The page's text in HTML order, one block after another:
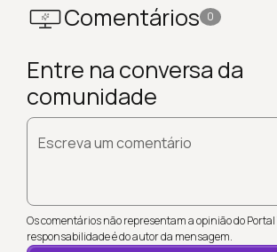
Comentários 0
Entre na conversa da
comunidade
Escreva um comentário
Os comentários não representam a opinião do Portal
responsabilidade é do autor da mensagem.